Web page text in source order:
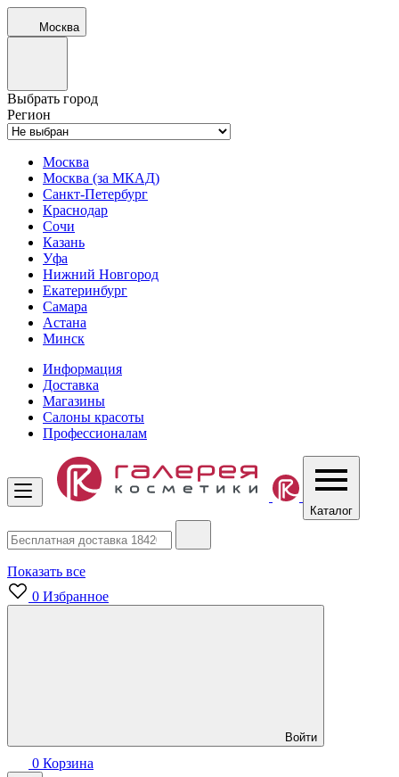
Москва
Выбрать город
Регион
Москва
Москва (за МКАД)
Санкт-Петербург
Краснодар
Сочи
Казань
Уфа
Нижний Новгород
Екатеринбург
Самара
Астана
Минск
Информация
Доставка
Магазины
Салоны красоты
Профессионалам
Каталог
Показать все
0 Избранное
Войти
0 Корзина